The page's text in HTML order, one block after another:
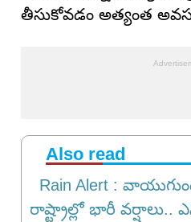
తీసుకోవడం అత్యంత
Also read
Rain Alert :
రాష్ట్రాల్లో భారీ వర్షాలు..